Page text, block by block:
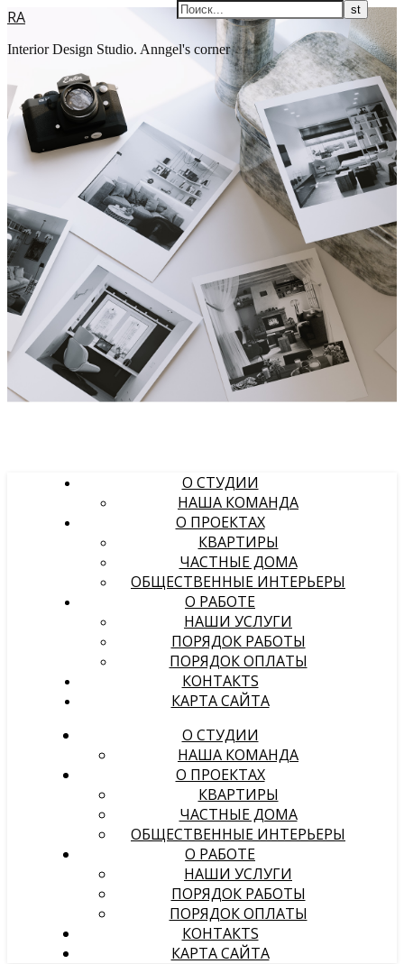
RA
Interior Design Studio. Anngel's corner
О СТУДИИ
НАША КОМАНДА
О ПРОЕКТАХ
КВАРТИРЫ
ЧАСТНЫЕ ДОМА
ОБЩЕСТВЕННЫЕ ИНТЕРЬЕРЫ
О РАБОТЕ
НАШИ УСЛУГИ
ПОРЯДОК РАБОТЫ
ПОРЯДОК ОПЛАТЫ
КОНТАКТS
КАРТА САЙТА
О СТУДИИ
НАША КОМАНДА
О ПРОЕКТАХ
КВАРТИРЫ
ЧАСТНЫЕ ДОМА
ОБЩЕСТВЕННЫЕ ИНТЕРЬЕРЫ
О РАБОТЕ
НАШИ УСЛУГИ
ПОРЯДОК РАБОТЫ
ПОРЯДОК ОПЛАТЫ
КОНТАКТS
КАРТА САЙТА